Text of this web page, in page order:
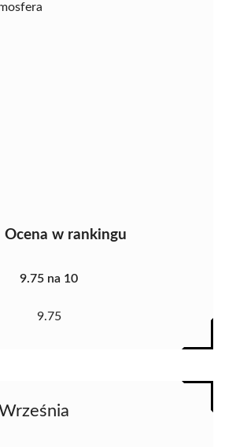
Ocena w rankingu
9.75 na 10
9.75